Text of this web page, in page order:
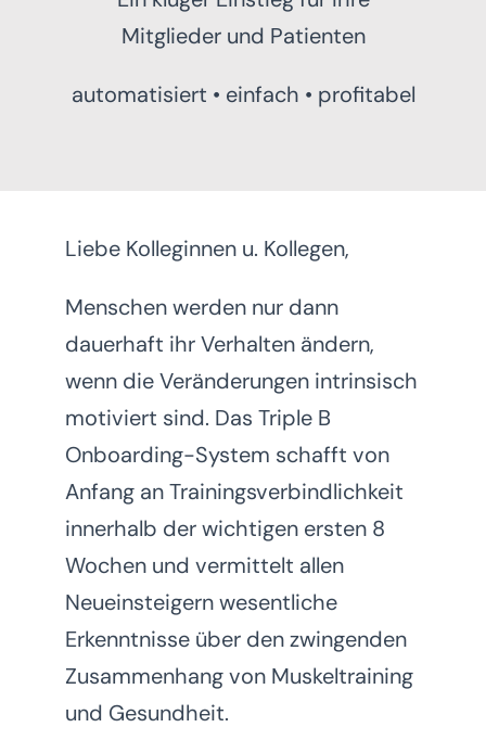
Mitglieder und Patienten
automatisiert • einfach • profitabel
Liebe Kolleginnen u. Kollegen,
Menschen werden nur dann
dauerhaft ihr Verhalten ändern,
wenn die Veränderungen intrinsisch
motiviert sind. Das Triple B
Onboarding-System schafft von
Anfang an Trainingsverbindlichkeit
innerhalb der wichtigen ersten 8
Wochen und vermittelt allen
Neueinsteigern wesentliche
Erkenntnisse über den zwingenden
Zusammenhang von Muskeltraining
und Gesundheit.